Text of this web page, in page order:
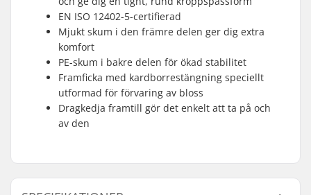
EN ISO 12402-5-certifierad
Mjukt skum i den främre delen ger dig extra
komfort
PE-skum i bakre delen för ökad stabilitet
Framficka med kardborrestängning speciellt
utformad för förvaring av bloss
Dragkedja framtill gör det enkelt att ta på och
av den